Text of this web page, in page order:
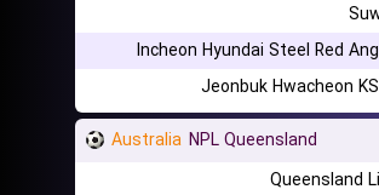
Incheon Hyundai Steel Red
Jeonbuk Hwacheon
Australia NPL Queensland
Queensland